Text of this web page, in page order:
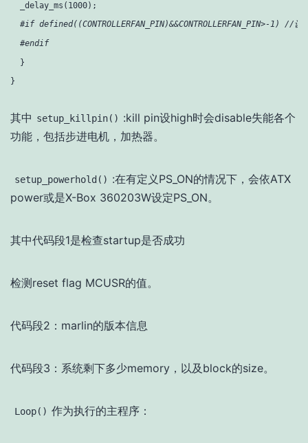
_delay_ms(1000);
#if defined((CONTROLLERFAN_PIN)&&CONTROLLERFAN_PIN>-1) //设定
#endif
}
其中 setup_killpin() :kill pin设high时会disable失能各个
功能，包括步进电机，加热器。
setup_powerhold() :在有定义PS_ON的情况下，会依ATX
power或是X-Box 360203W设定PS_ON。
其中代码段1是检查startup是否成功
检测reset flag MCUSR的值。
代码段2：marlin的版本信息
代码段3：系统剩下多少memory，以及block的size。
Loop() 作为执行的主程序：